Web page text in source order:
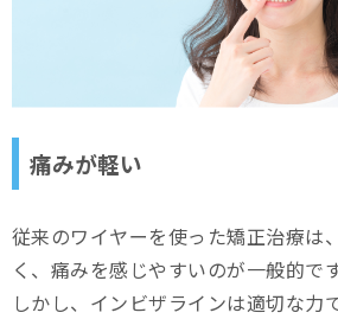
痛みが軽い
従来のワイヤーを使った矯正治療は
く、痛みを感じやすいのが一般的です
しかし、インビザラインは適切な力